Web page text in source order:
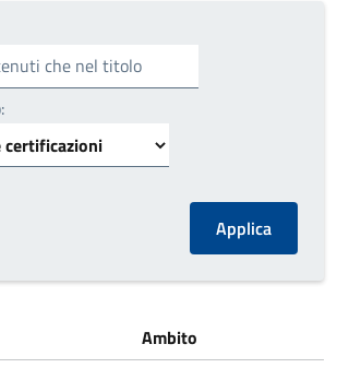
che nel titolo
Ambito